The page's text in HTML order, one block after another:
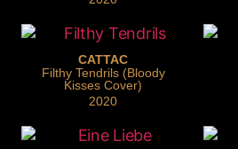
CATTAC
Filthy Tendrils (Bloody
Kisses Cover)
2020